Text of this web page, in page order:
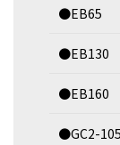
●EB65
●EB130
●EB160
●GC2-